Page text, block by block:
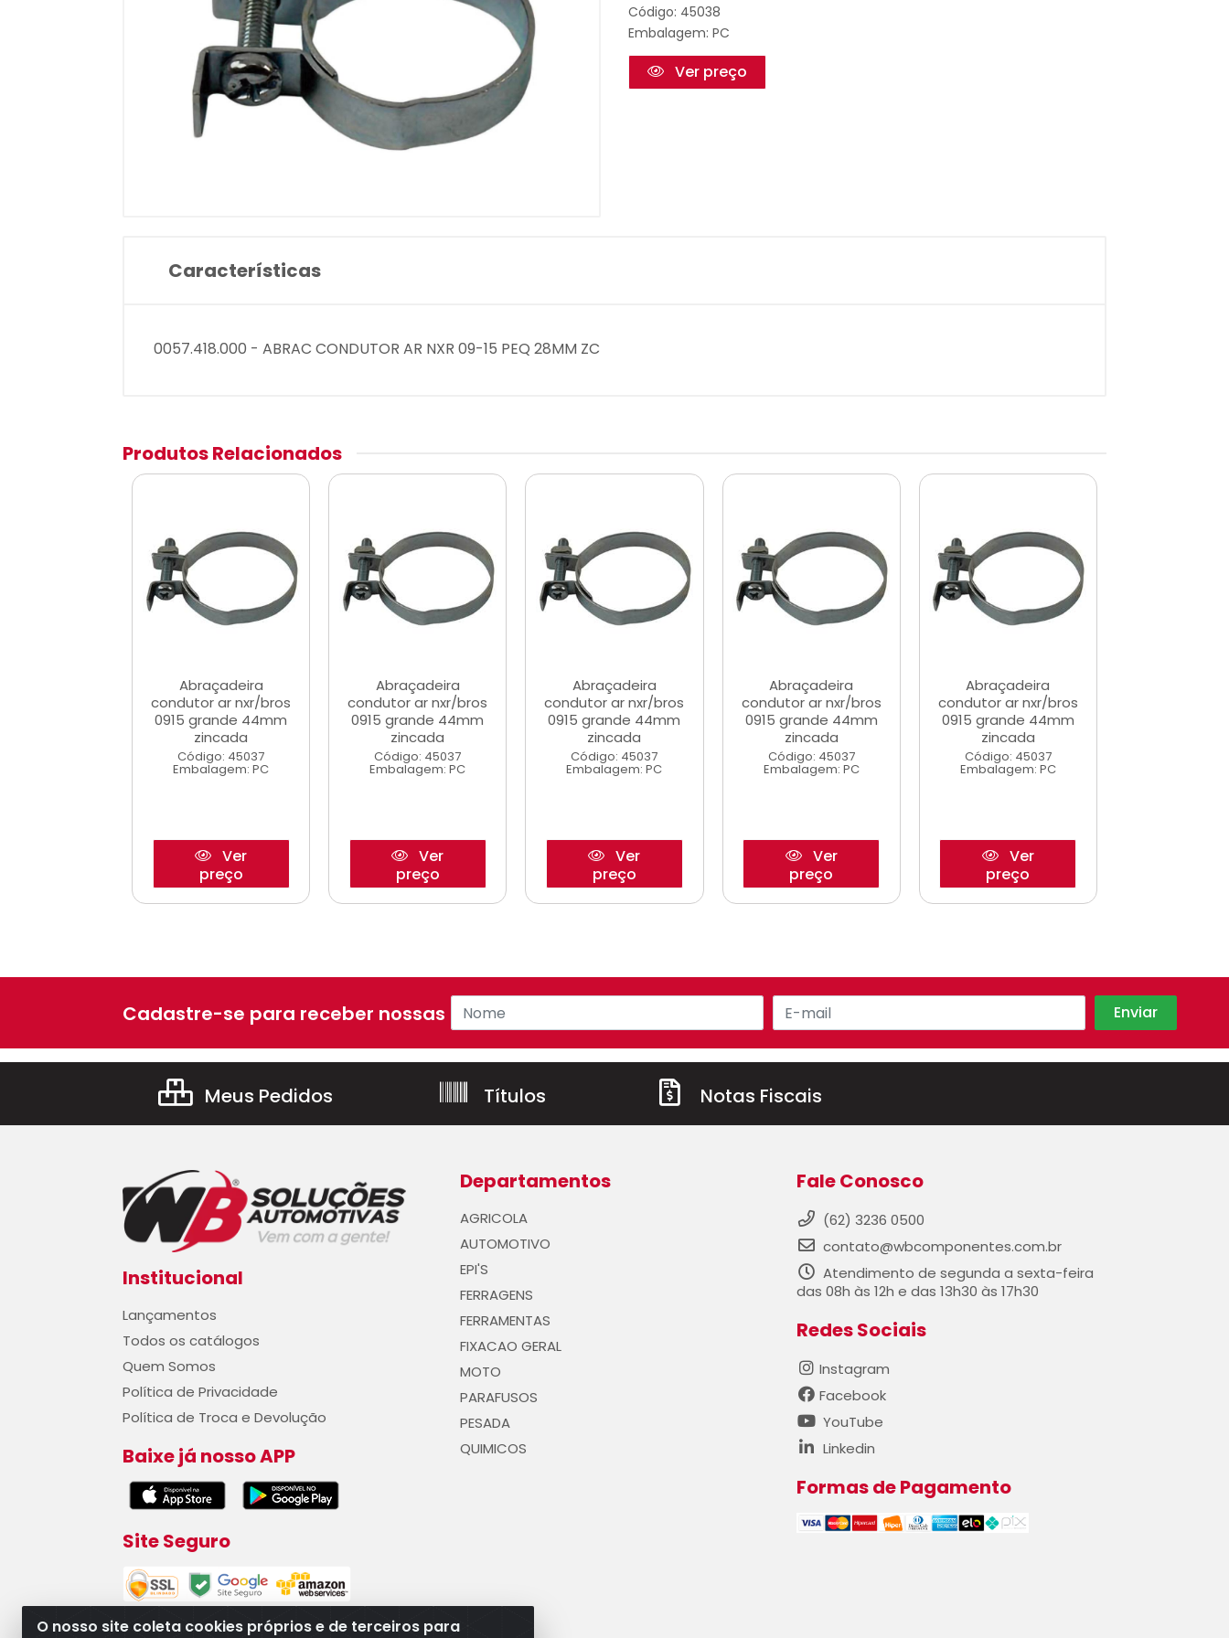
Código: 45038
Embalagem: PC
Ver preço
Características
0057.418.000 - ABRAC CONDUTOR AR NXR 09-15 PEQ 28MM ZC
Produtos Relacionados
Abraçadeira
condutor ar nxr/bros
0915 grande 44mm
zincada
Código: 45037
Embalagem: PC
Ver
preço
Abraçadeira
condutor ar nxr/bros
0915 grande 44mm
zincada
Código: 45037
Embalagem: PC
Ver
preço
Abraçadeira
condutor ar nxr/bros
0915 grande 44mm
zincada
Código: 45037
Embalagem: PC
Ver
preço
Abraçadeira
condutor ar nxr/bros
0915 grande 44mm
zincada
Código: 45037
Embalagem: PC
Ver
preço
Abraçadeira
condutor ar nxr/bros
0915 grande 44mm
zincada
Código: 45037
Embalagem: PC
Ver
preço
O nosso site coleta cookies próprios e de terceiros para
Cadastre-se para receber nossas ofertas!
Meus Pedidos Títulos Notas Fiscais
Institucional
Lançamentos
Todos os catálogos
Quem Somos
Política de Privacidade
Política de Troca e Devolução
Baixe já nosso APP
Site Seguro
Departamentos
AGRICOLA
AUTOMOTIVO
EPI'S
FERRAGENS
FERRAMENTAS
FIXACAO GERAL
MOTO
PARAFUSOS
PESADA
QUIMICOS
Fale Conosco
(62) 3236 0500
contato@wbcomponentes.com.br
Atendimento de segunda a sexta-feira
das 08h às 12h e das 13h30 às 17h30
Redes Sociais
Instagram
Facebook
YouTube
Linkedin
Formas de Pagamento